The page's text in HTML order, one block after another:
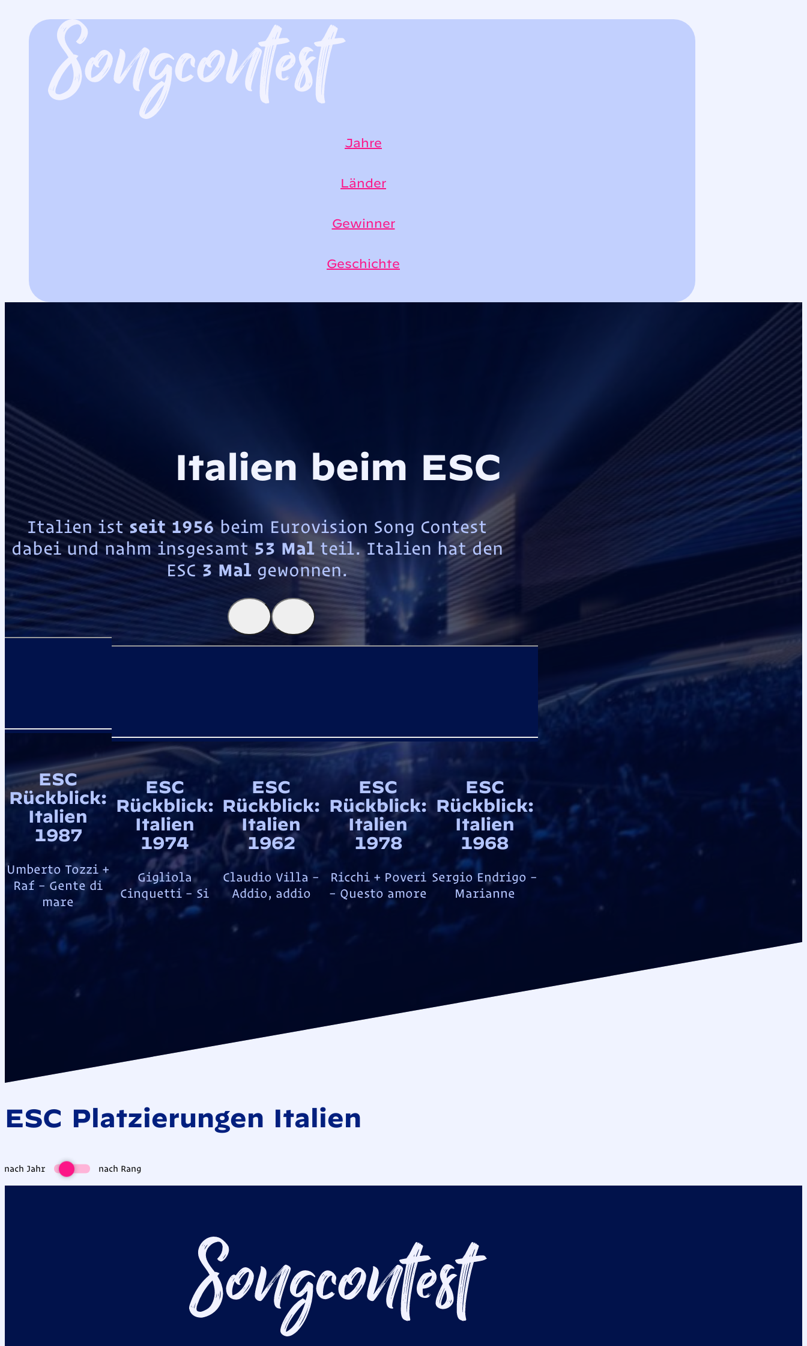
Jahre
Länder
Gewinner
Geschichte
Italien beim ESC
Italien ist seit 1956 beim Eurovision Song Contest
dabei und nahm insgesamt 53 Malteil. Italien hat den
ESC 3 Mal gewonnen.
ESC
Rückblick:
Italien
1987
Umberto Tozzi +
Raf – Gente di
mare
ESC
Rückblick:
Italien
1974
Gigliola
Cinquetti – Si
ESC
Rückblick:
Italien
1962
Claudio Villa –
Addio, addio
ESC
Rückblick:
Italien
1978
Ricchi + Poveri
– Questo amore
ESC
Rückblick:
Italien
1968
Sergio Endrigo –
Marianne
ESC Platzierungen Italien
nach Jahr
Switch
pricing
nach
nach
nach Rang